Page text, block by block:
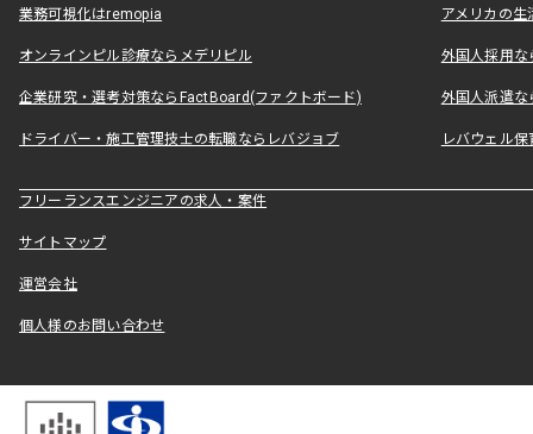
業務可視化はremopia アメリカの
オンラインピル診療ならメデリピル 外国人採用
企業研究・選考対策ならFactBoard(ファクトボード) 外国人派遣な
ドライバー・施工管理技士の転職ならレバジョブ レバウェル
フリーランスエンジニアの求人・案件
サイトマップ
運営会社
個人様のお問い合わせ